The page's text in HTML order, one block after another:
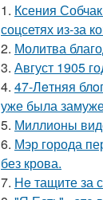
1. Ксения
соцсетях из-за
2. Молитва
3. Август 1905
4. 47-Лeтняя
уже была
5. Миллионы
6. Мэр города
без крова.
7. He тащите за